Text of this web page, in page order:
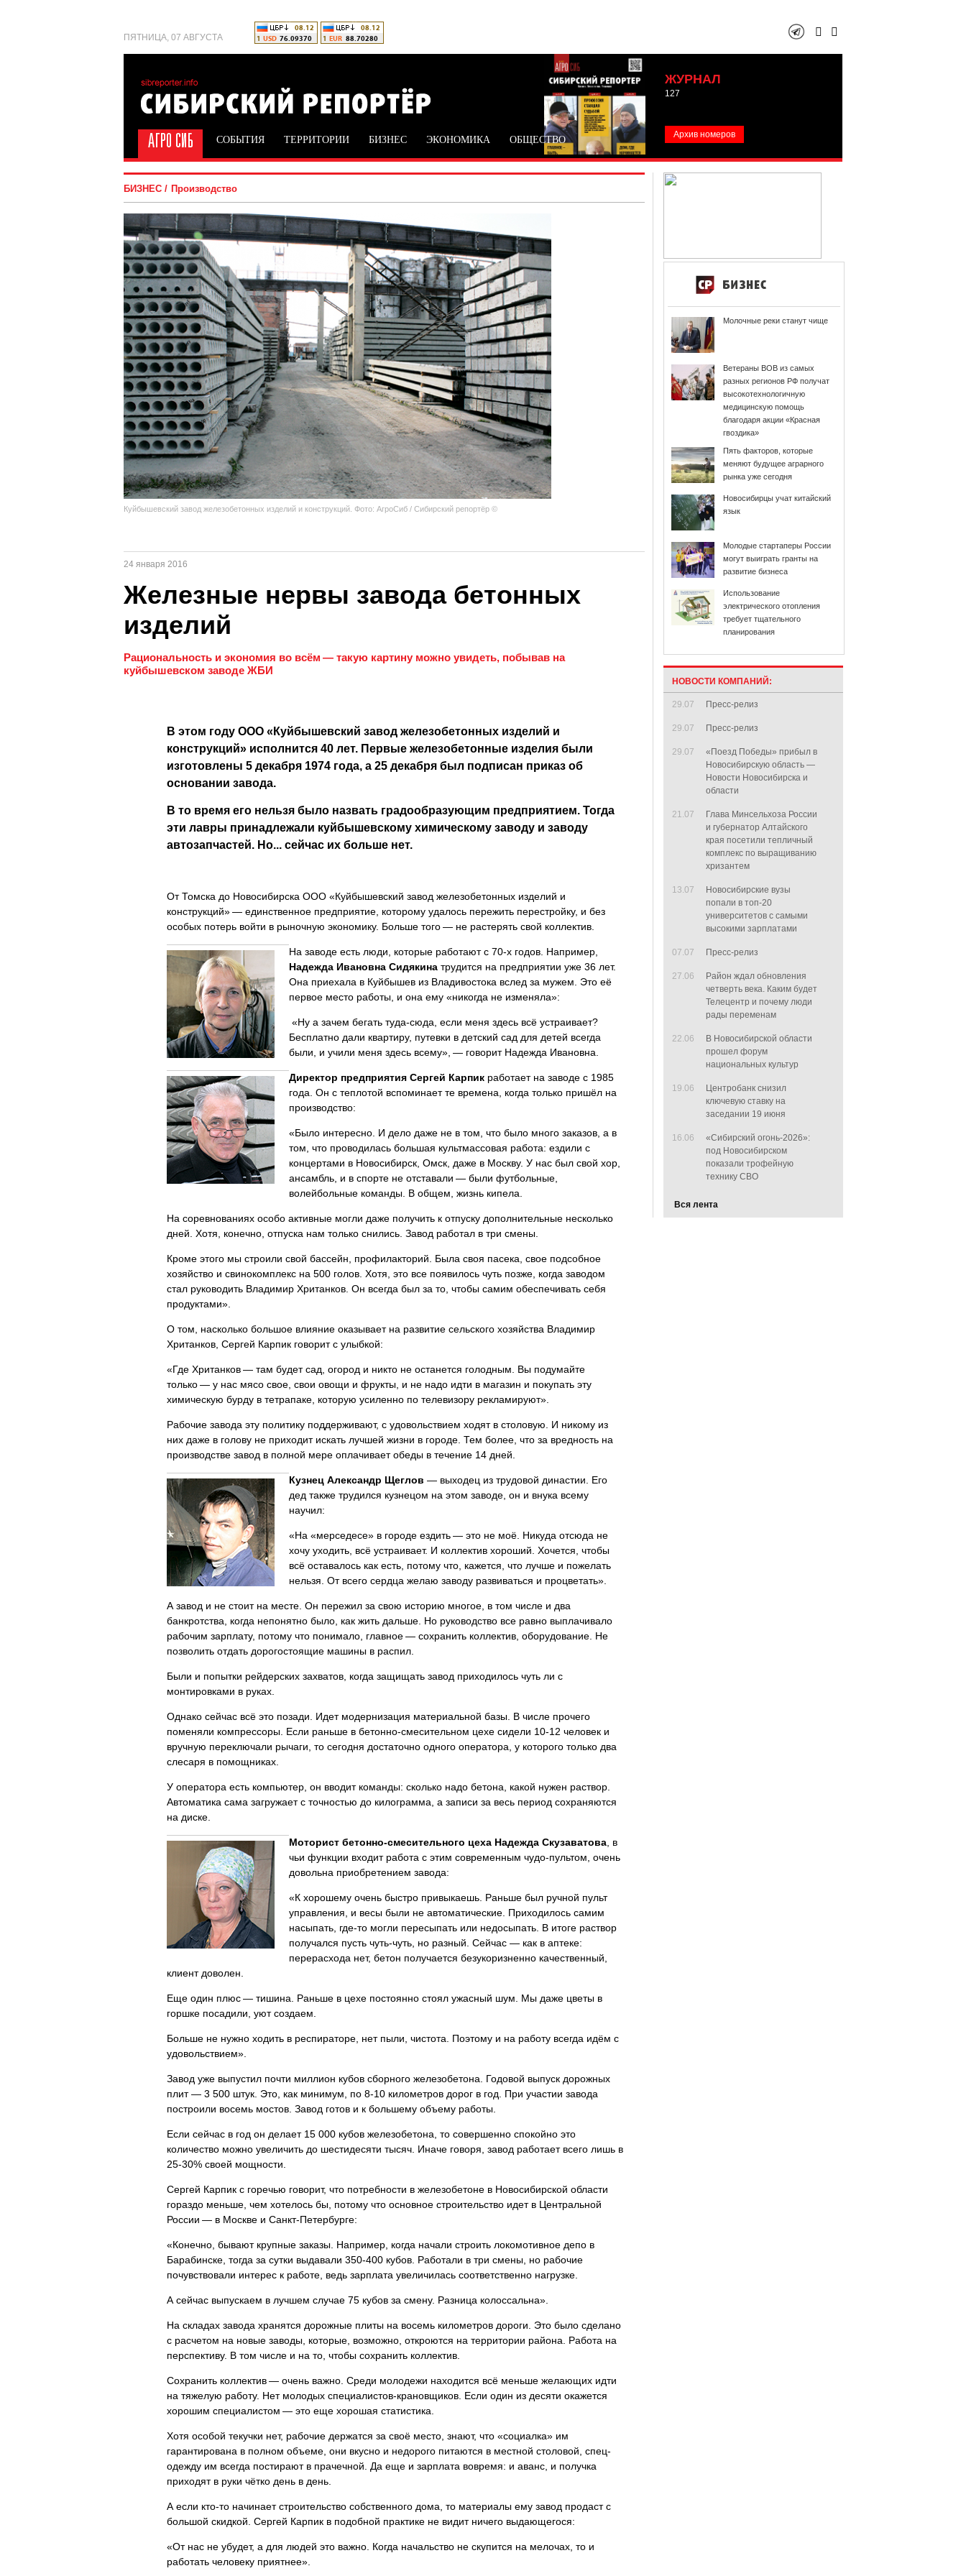
ПЯТНИЦА, 07 АВГУСТА
ЖУРНАЛ
127
Архив номеров
СОБЫТИЯ ТЕРРИТОРИИ БИЗНЕС ЭКОНОМИКА ОБЩЕСТВО
БИЗНЕС Производство
Куйбышевский завод железобетонных изделий и конструкций. Фото: АгроСиб / Сибирский репортёр ©
24 января 2016
Железные нервы завода бетонных
изделий
Рациональность и экономия во всём — такую картину можно увидеть, побывав на
куйбышевском заводе ЖБИ
В этом году ООО «Куйбышевский завод железобетонных изделий и
конструкций» исполнится 40 лет. Первые железобетонные изделия были
изготовлены 5 декабря 1974 года, а 25 декабря был подписан приказ об
основании завода.
В то время его нельзя было назвать градообразующим предприятием. Тогда
эти лавры принадлежали куйбышевскому химическому заводу и заводу
автозапчастей. Но... сейчас их больше нет.
От Томска до Новосибирска ООО «Куйбышевский завод железобетонных изделий и
конструкций» — единственное предприятие, которому удалось пережить перестройку, и без
особых потерь войти в рыночную экономику. Больше того — не растерять свой коллектив.
На заводе есть люди, которые работают с 70-х годов. Например,
Надежда Ивановна Сидякина трудится на предприятии уже 36 лет.
Она приехала в Куйбышев из Владивостока вслед за мужем. Это её
первое место работы, и она ему «никогда не изменяла»:
«Ну а зачем бегать туда-сюда, если меня здесь всё устраивает?
Бесплатно дали квартиру, путевки в детский сад для детей всегда
были, и учили меня здесь всему», — говорит Надежда Ивановна.
Директор предприятия Сергей Карпик работает на заводе с 1985
года. Он с теплотой вспоминает те времена, когда только пришёл на
производство:
«Было интересно. И дело даже не в том, что было много заказов, а в
том, что проводилась большая культмассовая работа: ездили с
концертами в Новосибирск, Омск, даже в Москву. У нас был свой хор,
ансамбль, и в спорте не отставали — были футбольные,
волейбольные команды. В общем, жизнь кипела.
На соревнованиях особо активные могли даже получить к отпуску дополнительные несколько
дней. Хотя, конечно, отпуска нам только снились. Завод работал в три смены.
Кроме этого мы строили свой бассейн, профилакторий. Была своя пасека, свое подсобное
хозяйство и свинокомплекс на 500 голов. Хотя, это все появилось чуть позже, когда заводом
стал руководить Владимир Хританков. Он всегда был за то, чтобы самим обеспечивать себя
продуктами».
О том, насколько большое влияние оказывает на развитие сельского хозяйства Владимир
Хританков, Сергей Карпик говорит с улыбкой:
«Где Хританков — там будет сад, огород и никто не останется голодным. Вы подумайте
только — у нас мясо свое, свои овощи и фрукты, и не надо идти в магазин и покупать эту
химическую бурду в тетрапаке, которую усиленно по телевизору рекламируют».
Рабочие завода эту политику поддерживают, с удовольствием ходят в столовую. И никому из
них даже в голову не приходит искать лучшей жизни в городе. Тем более, что за вредность на
производстве завод в полной мере оплачивает обеды в течение 14 дней.
Кузнец Александр Щеглов — выходец из трудовой династии. Его
дед также трудился кузнецом на этом заводе, он и внука всему
научил:
«На «мерседесе» в городе ездить — это не моё. Никуда отсюда не
хочу уходить, всё устраивает. И коллектив хороший. Хочется, чтобы
всё оставалось как есть, потому что, кажется, что лучше и пожелать
нельзя. От всего сердца желаю заводу развиваться и процветать».
А завод и не стоит на месте. Он пережил за свою историю многое, в том числе и два
банкротства, когда непонятно было, как жить дальше. Но руководство все равно выплачивало
рабочим зарплату, потому что понимало, главное — сохранить коллектив, оборудование. Не
позволить отдать дорогостоящие машины в распил.
Были и попытки рейдерских захватов, когда защищать завод приходилось чуть ли с
монтировками в руках.
Однако сейчас всё это позади. Идет модернизация материальной базы. В числе прочего
поменяли компрессоры. Если раньше в бетонно-смесительном цехе сидели 10-12 человек и
вручную переключали рычаги, то сегодня достаточно одного оператора, у которого только два
слесаря в помощниках.
У оператора есть компьютер, он вводит команды: сколько надо бетона, какой нужен раствор.
Автоматика сама загружает с точностью до килограмма, а записи за весь период сохраняются
на диске.
Моторист бетонно-смесительного цеха Надежда Скузаватова , в
чьи функции входит работа с этим современным чудо-пультом, очень
довольна приобретением завода:
«К хорошему очень быстро привыкаешь. Раньше был ручной пульт
управления, и весы были не автоматические. Приходилось самим
насыпать, где-то могли пересыпать или недосыпать. В итоге раствор
получался пусть чуть-чуть, но разный. Сейчас — как в аптеке:
перерасхода нет, бетон получается безукоризненно качественный,
клиент доволен.
Еще один плюс — тишина. Раньше в цехе постоянно стоял ужасный шум. Мы даже цветы в
горшке посадили, уют создаем.
Больше не нужно ходить в респираторе, нет пыли, чистота. Поэтому и на работу всегда идём с
удовольствием».
Завод уже выпустил почти миллион кубов сборного железобетона. Годовой выпуск дорожных
плит — 3 500 штук. Это, как минимум, по 8-10 километров дорог в год. При участии завода
построили восемь мостов. Завод готов и к большему объему работы.
Если сейчас в год он делает 15 000 кубов железобетона, то совершенно спокойно это
количество можно увеличить до шестидесяти тысяч. Иначе говоря, завод работает всего лишь в
25-30% своей мощности.
Сергей Карпик с горечью говорит, что потребности в железобетоне в Новосибирской области
гораздо меньше, чем хотелось бы, потому что основное строительство идет в Центральной
России — в Москве и Санкт-Петербурге:
«Конечно, бывают крупные заказы. Например, когда начали строить локомотивное депо в
Барабинске, тогда за сутки выдавали 350-400 кубов. Работали в три смены, но рабочие
почувствовали интерес к работе, ведь зарплата увеличилась соответственно нагрузке.
А сейчас выпускаем в лучшем случае 75 кубов за смену. Разница колоссальна».
На складах завода хранятся дорожные плиты на восемь километров дороги. Это было сделано
с расчетом на новые заводы, которые, возможно, откроются на территории района. Работа на
перспективу. В том числе и на то, чтобы сохранить коллектив.
Сохранить коллектив — очень важно. Среди молодежи находится всё меньше желающих идти
на тяжелую работу. Нет молодых специалистов-крановщиков. Если один из десяти окажется
хорошим специалистом — это еще хорошая статистика.
Хотя особой текучки нет, рабочие держатся за своё место, знают, что «социалка» им
гарантирована в полном объеме, они вкусно и недорого питаются в местной столовой, спец-
одежду им всегда постирают в прачечной. Да еще и зарплата вовремя: и аванс, и получка
приходят в руки чётко день в день.
А если кто-то начинает строительство собственного дома, то материалы ему завод продаст с
большой скидкой. Сергей Карпик в подобной практике не видит ничего выдающегося:
«От нас не убудет, а для людей это важно. Когда начальство не скупится на мелочах, то и
работать человеку приятнее».
Молочные реки станут чище
Ветераны ВОВ из самых
разных регионов РФ получат
высокотехнологичную
медицинскую помощь
благодаря акции «Красная
гвоздика»
Пять факторов, которые
меняют будущее аграрного
рынка уже сегодня
Новосибирцы учат китайский
язык
Молодые стартаперы России
могут выиграть гранты на
развитие бизнеса
Использование
электрического отопления
требует тщательного
планирования
НОВОСТИ КОМПАНИЙ:
29.07 Пресс-релиз
29.07 Пресс-релиз
29.07
«Поезд Победы» прибыл в
Новосибирскую область —
Новости Новосибирска и
области
21.07
Глава Минсельхоза России
и губернатор Алтайского
края посетили тепличный
комплекс по выращиванию
хризантем
13.07
Новосибирские вузы
попали в топ-20
университетов с самыми
высокими зарплатами
07.07 Пресс-релиз
27.06
Район ждал обновления
четверть века. Каким будет
Телецентр и почему люди
рады переменам
22.06
В Новосибирской области
прошел форум
национальных культур
19.06
Центробанк снизил
ключевую ставку на
заседании 19 июня
16.06
«Сибирский огонь-2026»:
под Новосибирском
показали трофейную
технику СВО
Вся лента